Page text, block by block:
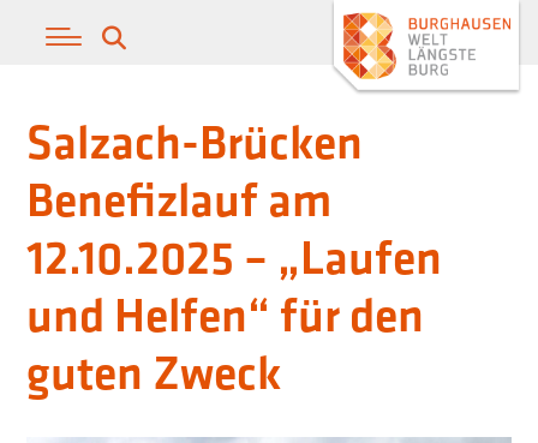
Salzach-Brücken
Benefizlauf am
12.10.2025 – „Laufen
und Helfen“ für den
guten Zweck